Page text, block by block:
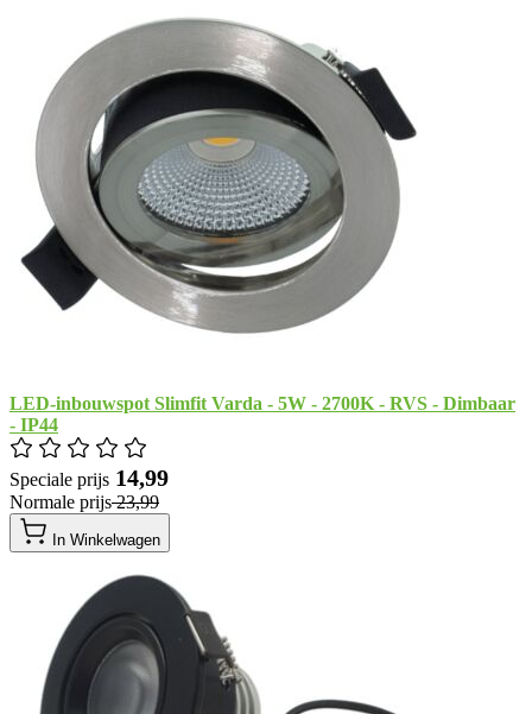
LED-inbouwspot Slimfit Varda - 5W - 2700K - RVS - Dimbaar
- IP44
Speciale prijs ​ 14,99
Normale prijs​ 23,99
In Winkelwagen